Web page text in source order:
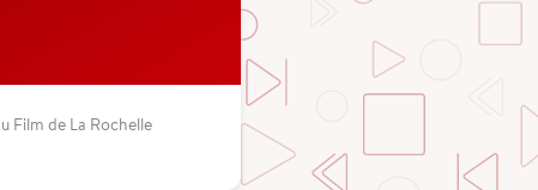
Film de La Rochelle